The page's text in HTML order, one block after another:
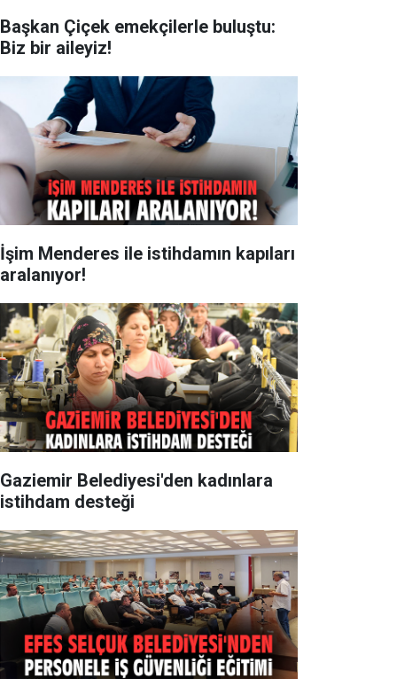
Başkan Çiçek emekçilerle buluştu:
Biz bir aileyiz!
İşim Menderes ile istihdamın kapıları
aralanıyor!
Gaziemir Belediyesi'den kadınlara
istihdam desteği